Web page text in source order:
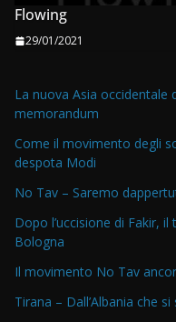
Flowing
29/01/2021
La nuova Asia occidentale
memorandum
Come il movimento degli
despota Modi
No Tav – Saremo
Dopo l’uccisione di Fakir,
Bologna
Il movimento No Tav
Tirana – Dall’Albania che si